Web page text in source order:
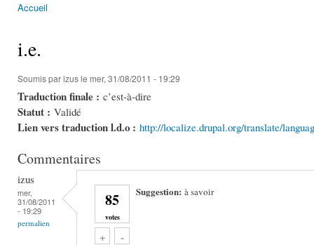
Accueil
i.e.
Soumis parizusle mer, 31/08/2011 - 19:29
Traduction finale : c’est-à-dire
Statut : Validé
Lien vers traduction l.d.o : http://localize.drupal.org/translate/
Commentaires
izus
mer,
31/08/2011
- 19:29
permalien
85
votes
+
Vote up!-
Vote down!
Suggestion:à savoir